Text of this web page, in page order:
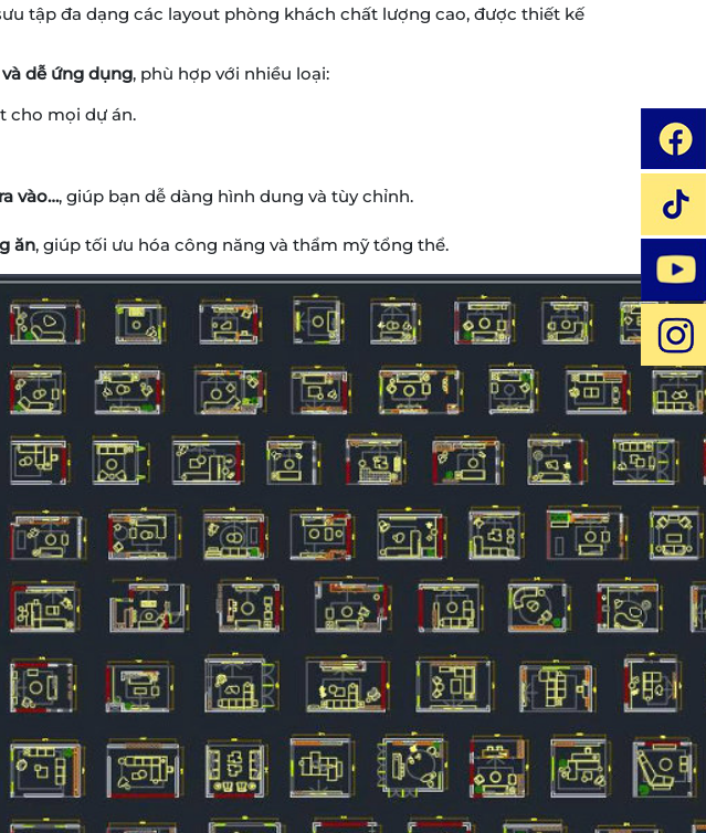
tập đa dạng các layout phòng khách chất lượng cao, được thiết kế
dễ ứng dụng, phù hợp với nhiều loại:
cho mọi dự án.
vào…, giúp bạn dễ dàng hình dung và tùy chỉnh.
ăn, giúp tối ưu hóa công năng và thẩm mỹ tổng thể.